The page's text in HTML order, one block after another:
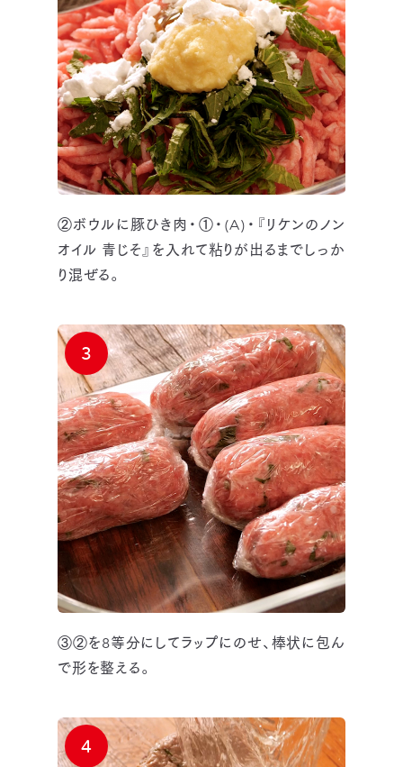
②ボウルに豚ひき肉・①・(A)・『リケンのノン
オイル 青じそ』を入れて粘りが出るまでしっか
り混ぜる。
③②を8等分にしてラップにのせ、棒状に包ん
で形を整える。
3
4